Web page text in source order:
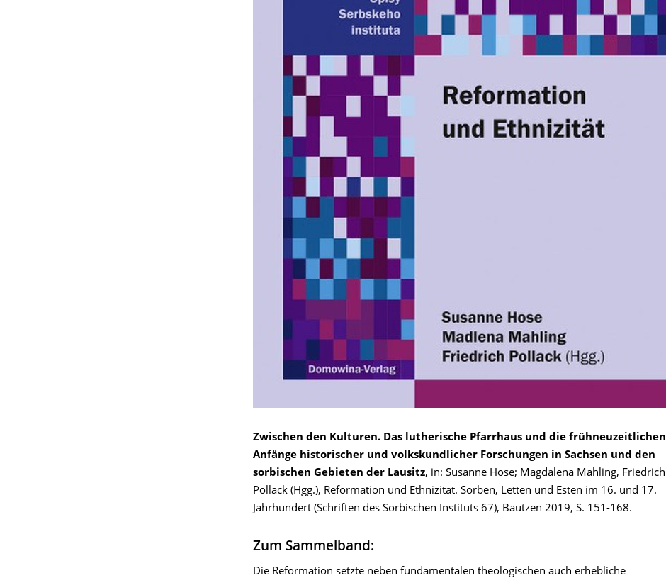
Zwischen den Kulturen. Das lutherische Pfarrhaus und die frühneuzeitlichen
Anfänge historischer und volkskundlicher Forschungen in Sachsen und den
sorbischen Gebieten der Lausitz, in: Susanne Hose; Magdalena Mahling, Friedrich
Pollack (Hgg.), Reformation und Ethnizität. Sorben, Letten und Esten im 16. und 17.
Jahrhundert (Schriften des Sorbischen Instituts 67), Bautzen 2019, S. 151-168.
Zum Sammelband:
Die Reformation setzte neben fundamentalen theologischen auch erhebliche